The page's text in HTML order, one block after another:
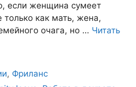
если женщина сумеет
только как мать, жена,
очага, но … Читать
, Фриланс